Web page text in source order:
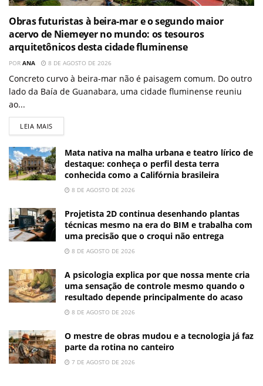
Obras futuristas à beira-mar e o segundo maior
acervo de Niemeyer no mundo: os tesouros
arquitetônicos desta cidade fluminense
POR ANA 8 DE AGOSTO DE 2026
Concreto curvo à beira-mar não é paisagem comum. Do outro
lado da Baía de Guanabara, uma cidade fluminense reuniu
ao...
LEIA MAIS
Mata nativa na malha urbana e teatro lírico de
destaque: conheça o perfil desta terra
conhecida como a Califórnia brasileira
8 DE AGOSTO DE 2026
Projetista 2D continua desenhando plantas
técnicas mesmo na era do BIM e trabalha com
uma precisão que o croqui não entrega
8 DE AGOSTO DE 2026
A psicologia explica por que nossa mente cria
uma sensação de controle mesmo quando o
resultado depende principalmente do acaso
8 DE AGOSTO DE 2026
O mestre de obras mudou e a tecnologia já faz
parte da rotina no canteiro
7 DE AGOSTO DE 2026